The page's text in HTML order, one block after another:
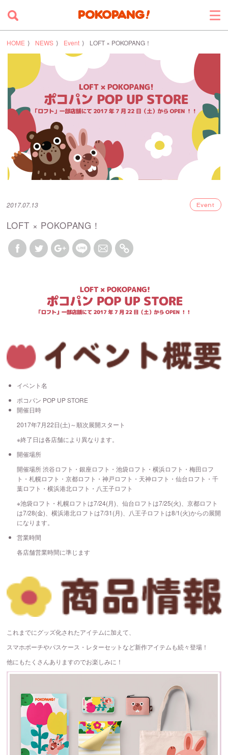
HOME NEWS Event LOFT × POKOPANG！
2017.07.13 Event
LOFT × POKOPANG！
イベント名
ポコパン POP UP STORE
開催日時
2017年7月22日(土)～順次展開スタート
※終了日は各店舗により異なります。
開催場所
開催場所 渋谷ロフト・銀座ロフト・池袋ロフト・横浜ロフト・梅田ロフ
ト・札幌ロフト・京都ロフト・神戸ロフト・天神ロフト・仙台ロフト・千
葉ロフト・横浜港北ロフト・八王子ロフト
※池袋ロフト・札幌ロフトは7/24(月)、仙台ロフトは7/25(火)、京都ロフト
は7/28(金)、横浜港北ロフトは7/31(月)、八王子ロフトは8/1(火)からの展開
になります。
営業時間
各店舗営業時間に準じます
これまでにグッズ化されたアイテムに加えて、
スマホポーチやパスケース・レターセットなど新作アイテムも続々登場！
他にもたくさんありますのでお楽しみに！